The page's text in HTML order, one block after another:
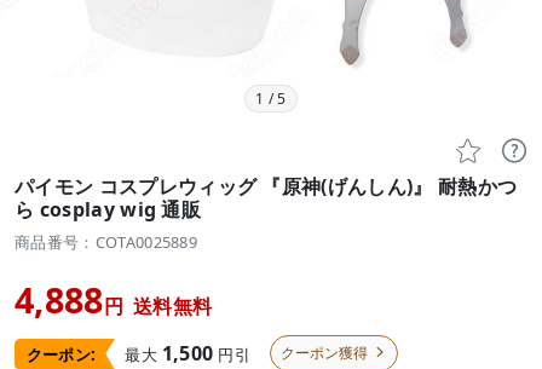
1 /5
 
パイモン コスプレウィッグ 『原神(げんしん)』 耐熱かつ
ら cosplay wig 通販
商品番号：COTA0025889
4,888円 送料無料
クーポン: 最大 1,500 円引 クーポン獲得 